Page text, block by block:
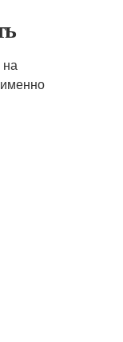
на